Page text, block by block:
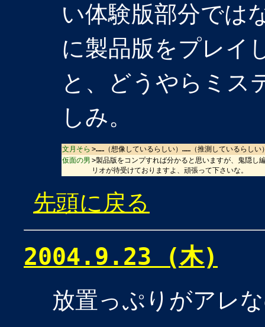
い体験版部分では
に製品版をプレイ
と、どうやらミス
しみ。
文月そら >……（想像しているらしい）……（推測しているらし
仮面の男 >製品版をコンプすれば分かると思いますが、鬼隠し
リオが待受けておりますよ、頑張って下さいな。
先頭に戻る
2004.9.23 (木)
放置っぷりがアレ